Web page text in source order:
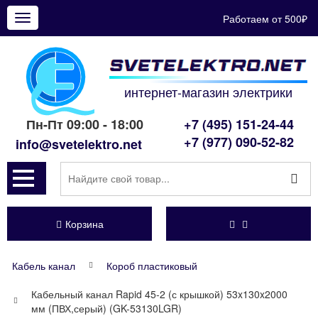
Показать
меню
Работаем от 500₽
интернет-магазин электрики
Пн-Пт 09:00 - 18:00
info@svetelektro.net
+7 (495) 151-24-44
+7 (977) 090-52-82
Корзина
Кабель канал
Короб пластиковый
Кабельный канал Rapid 45-2 (с крышкой) 53x130x2000
мм (ПВХ,серый) (GK-53130LGR)